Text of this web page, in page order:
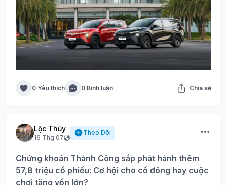
0 Yêu thích 0 Bình luận Chia sẻ
Lộc Thủy
16 Thg 07
Theo Dõi
Chứng khoán Thành Công sắp phát hành thêm
57,8 triệu cổ phiếu: Cơ hội cho cổ đông hay cuộc
chơi tăng vốn lớn?